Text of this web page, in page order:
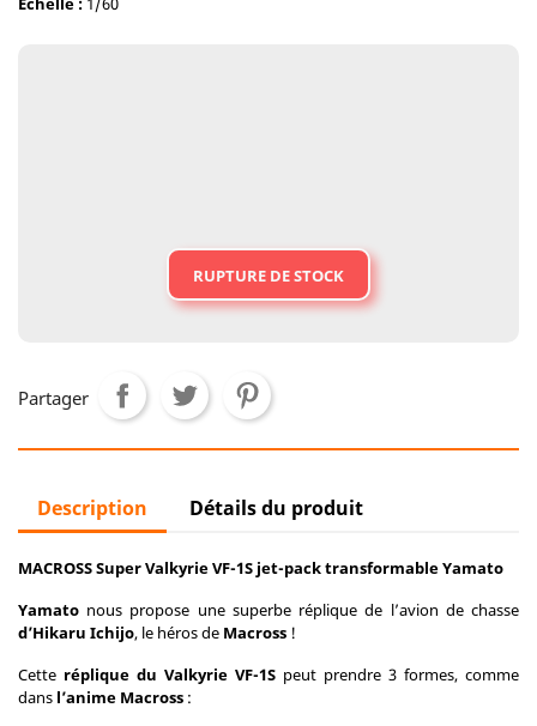
RUPTURE DE STOCK
Partager
Description Détails du produit
MACROSS Super Valkyrie VF-1S jet-pack transformable Yamato
Yamato nous propose une superbe réplique de l’avion de chasse
d’Hikaru Ichijo, le héros de Macross !
Cette réplique du Valkyrie VF-1S peut prendre 3 formes, comme
dans l’anime Macross :